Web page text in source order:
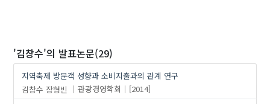
'김창수'의 발표논문(29)
지역축제 방문객 성향과 소비지출과의 관계 연구
김창수 장형빈 관광경영학회
[2014]